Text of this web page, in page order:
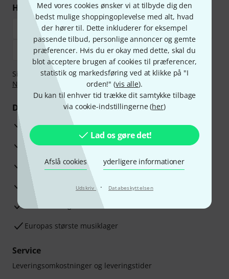
Med vores cookies ønsker vi at tilbyde dig den
bedst mulige shoppingoplevelse med alt, hvad
der hører til. Dette inkluderer for eksempel
passende tilbud, personlige annoncer og gemte
præferencer. Hvis du er okay med dette, skal du
blot acceptere brugen af cookies til præferencer,
statistik og markedsføring ved at klikke på "I
orden!" (vis alle).
Du kan til enhver tid trække dit samtykke tilbage
via cookie-indstillingerne (her)
Lad os gøre det!
Afslå cookies yderligere informationer
Udskriv · Databeskyttelsen
Handl og betal sikkert
Sikker betaling med Bankoverførsel, PayPal,Klarna Betal
Nu
Klarna betaling i ratereller Kreditkort.
Dine fordele
3 års Thomann Garanti
30 dages money back garanti
Reparationsservice
Råd fra vores eksperter
Europas største musiklager
Service
Leveringsomkostninger og leveringstider